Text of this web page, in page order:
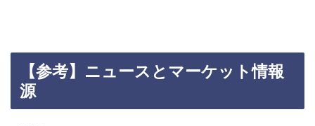
【参考】ニュースとマーケット情報
源